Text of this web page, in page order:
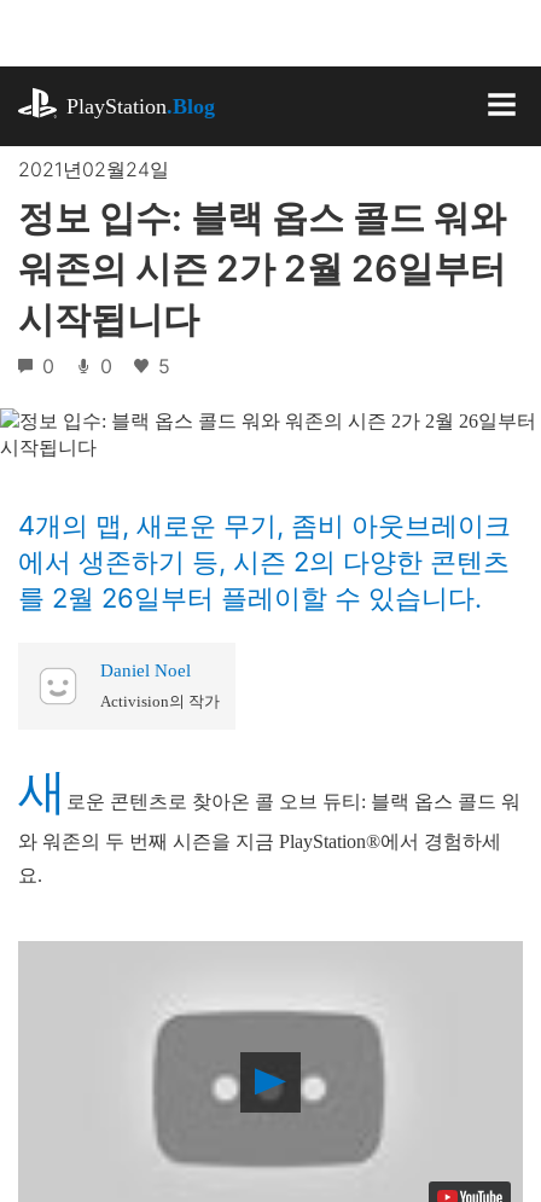
로
뛰
PlayStation.Blog
2021년02월24일
정보 입수: 블랙 옵스 콜드 워와
워존의 시즌 2가 2월 26일부터
시작됩니다
0 0 5
4개의 맵, 새로운 무기, 좀비 아웃브레이크
에서 생존하기 등, 시즌 2의 다양한 콘텐츠
를 2월 26일부터 플레이할 수 있습니다.
Daniel Noel
Activision의 작가
새 로운 콘텐츠로 찾아온 콜 오브 듀티: 블랙 옵스 콜드 워
와 워존의 두 번째 시즌을 지금 PlayStation®에서 경험하세
요.
Play
Video